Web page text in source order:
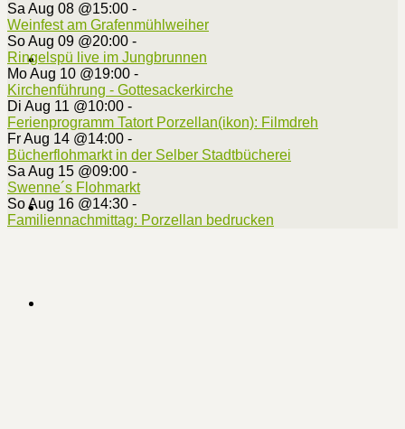
Sa Aug 08 @15:00 -
Weinfest am Grafenmühlweiher
So Aug 09 @20:00 -
Ringelspü live im Jungbrunnen
Mo Aug 10 @19:00 -
Kirchenführung - Gottesackerkirche
Di Aug 11 @10:00 -
Ferienprogramm Tatort Porzellan(ikon): Filmdreh
Fr Aug 14 @14:00 -
Bücherflohmarkt in der Selber Stadtbücherei
Sa Aug 15 @09:00 -
Swenne´s Flohmarkt
So Aug 16 @14:30 -
Familiennachmittag: Porzellan bedrucken